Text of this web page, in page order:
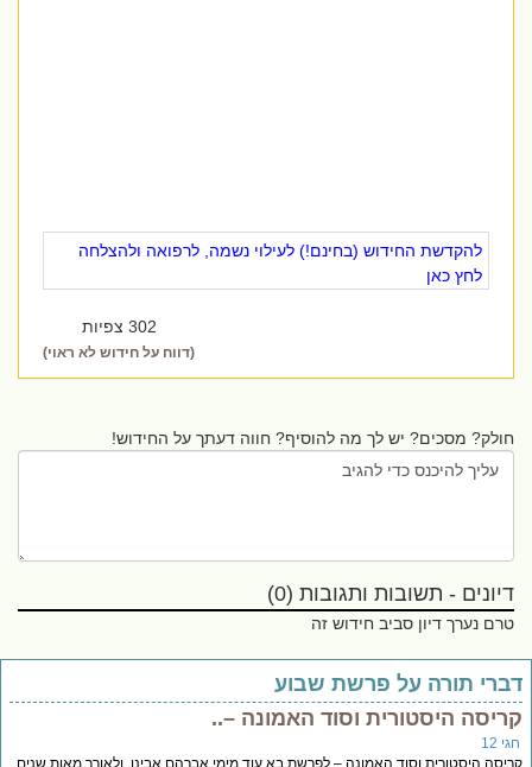
להקדשת החידוש (בחינם!) לעילוי נשמה, לרפואה ולהצלחה
לחץ כאן
302 צפיות
(דווח על חידוש לא ראוי)
חולק? מסכים? יש לך מה להוסיף? חווה דעתך על החידוש!
דיונים - תשובות ותגובות (0)
טרם נערך דיון סביב חידוש זה
תורה על פרשת שבוע
היסטורית וסוד האמונה –..
12
היסטורית וסוד האמונה – לפרשת בא עוד מימי אברהם אבינו, ולאורך מאות שנים